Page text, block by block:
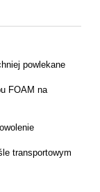
powlekane
FOAM na
transportowym